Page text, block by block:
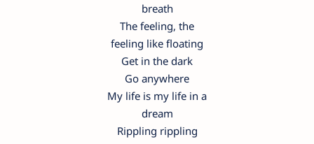
breath
The feeling, the
feeling like floating
Get in the dark
Go anywhere
My life is my life in a
dream
Rippling rippling